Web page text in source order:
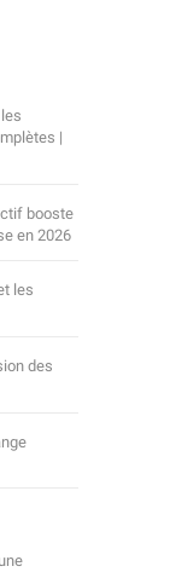
|
booste
en 2026
les
des